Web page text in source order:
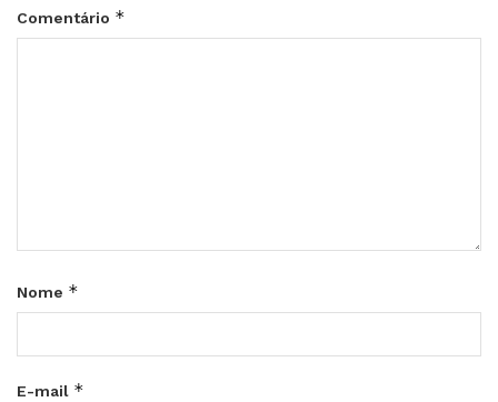
Comentário *
Nome *
E-mail *